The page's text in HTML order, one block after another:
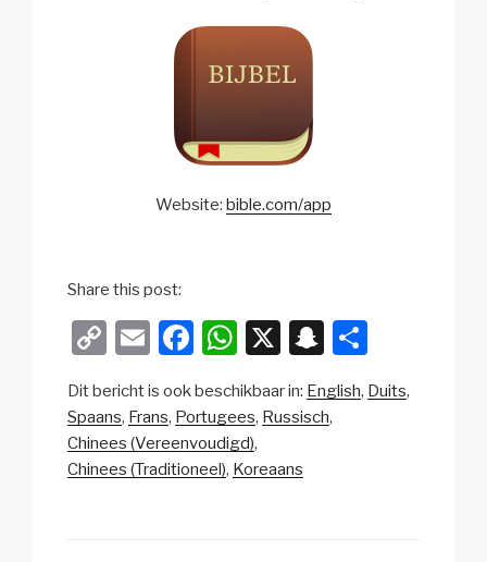
Website: bible.com/app
Share this post:
C
p
y
Li
E
ail
F
c
e
b
W
at
s
A
X
S
a e
Dit bericht is ook beschikbaar in: English Duits
Spaans Frans Portugees Russisch
Chinees (Vereenvoudigd)
Chinees (Traditioneel) Koreaans